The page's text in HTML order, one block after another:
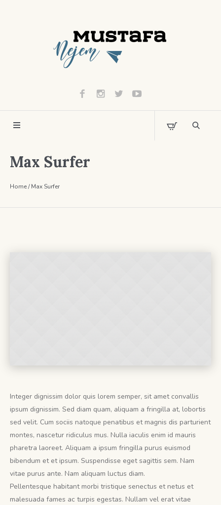
Max Surfer
Home/Max Surfer
Integer dignissim dolor quis lorem semper, sit amet convallis
ipsum dignissim. Sed diam quam, aliquam a fringilla at, lobortis
sed velit. Cum sociis natoque penatibus et magnis dis parturient
montes, nascetur ridiculus mus. Nulla iaculis enim id mauris
pharetra laoreet. Aliquam a ipsum fringilla purus euismod
bibendum et et ipsum. Suspendisse eget sagittis sem. Nam
vitae purus ante. Nam aliquam luctus diam.
Pellentesque habitant morbi tristique senectus et netus et
malesuada fames ac turpis egestas. Nullam vel erat vitae